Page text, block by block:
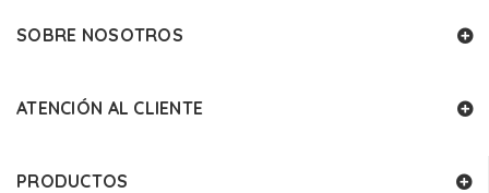
SOBRE NOSOTROS
ATENCIÓN AL CLIENTE
PRODUCTOS